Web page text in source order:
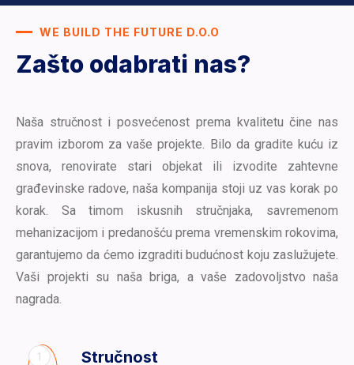
WE BUILD THE FUTURE D.O.O
Zašto odabrati nas?
Naša stručnost i posvećenost prema kvalitetu čine nas
pravim izborom za vaše projekte. Bilo da gradite kuću iz
snova, renovirate stari objekat ili izvodite zahtevne
građevinske radove, naša kompanija stoji uz vas korak po
korak. Sa timom iskusnih stručnjaka, savremenom
mehanizacijom i predanošću prema vremenskim rokovima,
garantujemo da ćemo izgraditi budućnost koju zaslužujete.
Vaši projekti su naša briga, a vaše zadovoljstvo naša
nagrada.
1 Stručnost